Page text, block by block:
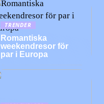
TRENDER
Romantiska
weekendresor för
par i Europa